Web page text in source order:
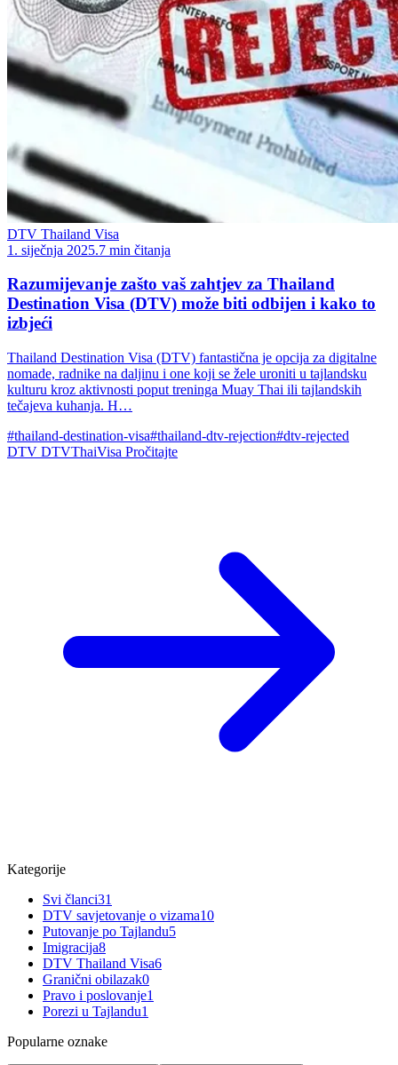
DTV Thailand Visa
1. siječnja 2025.7 min čitanja
Razumijevanje zašto vaš zahtjev za Thailand
Destination Visa (DTV) može biti odbijen i kako to
izbjeći
Thailand Destination Visa (DTV) fantastična je opcija za digitalne
nomade, radnike na daljinu i one koji se žele uroniti u tajlandsku
kulturu kroz aktivnosti poput treninga Muay Thai ili tajlandskih
tečajeva kuhanja. H…
#thailand-destination-visa#thailand-dtv-rejection#dtv-rejected
DTV DTVThaiVisa Pročitajte
Kategorije
Svi članci31
DTV savjetovanje o vizama10
Putovanje po Tajlandu5
Imigracija8
DTV Thailand Visa6
Granični obilazak0
Pravo i poslovanje1
Porezi u Tajlandu1
Popularne oznake